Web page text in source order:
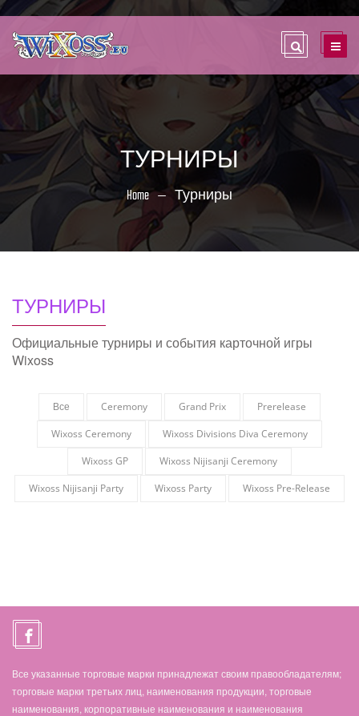
ТУРНИРЫ
Home Турниры
ТУРНИРЫ
Официальные турниры и события карточной игры
Wixoss
Все Ceremony Grand Prix
Prerelease
Wixoss Ceremony
Wixoss Divisions Diva Ceremony
Wixoss GP
Wixoss Nijisanji Ceremony
Wixoss Nijisanji Party
Wixoss Party Wixoss Pre-Release
Все указанные торговые марки принадлежат своим правообладателям;
торговые марки третьих лиц, наименования продукции, торговые
наименования, корпоративные наименования и наименования